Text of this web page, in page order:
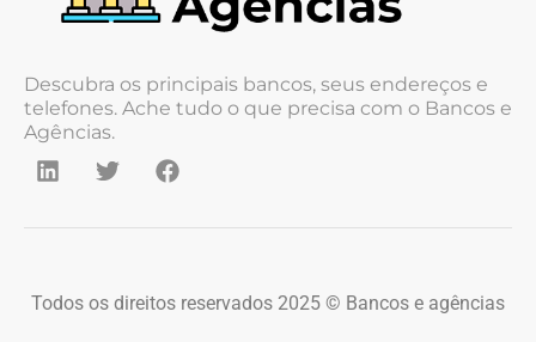
Descubra os principais bancos, seus endereços e
telefones. Ache tudo o que precisa com o Bancos e
Agências.
Todos os direitos reservados 2025 © Bancos e agências